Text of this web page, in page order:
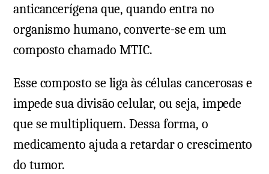
anticancerígena que, quando entra no
organismo humano, converte-se em um
composto chamado MTIC.
Esse composto se liga às células cancerosas e
impede sua divisão celular, ou seja, impede
que se multipliquem. Dessa forma, o
medicamento ajuda a retardar o crescimento
do tumor.